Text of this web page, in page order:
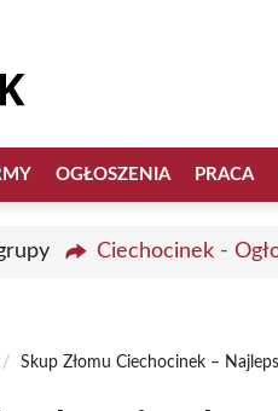
OGŁOSZENIA PRACA
Ciechocinek -
/ Skup Złomu Ciechocinek –